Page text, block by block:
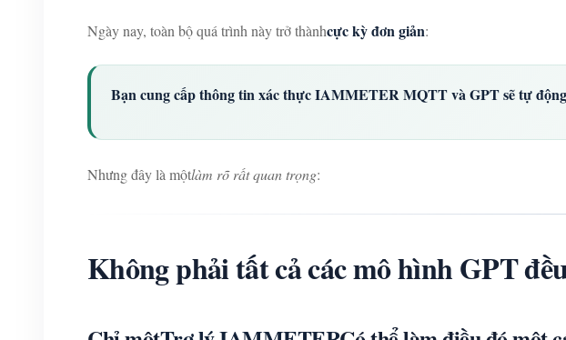
Ngày nay, toàn bộ quá trình này trở thànhcực kỳ đơn giản:
Bạn cung cấp thông tin xác thực IAMMETER MQTT và GPT sẽ tự
Nhưng đây là mộtlàm rõ rất quan trọng:
Không phải tất cả các mô hình GPT